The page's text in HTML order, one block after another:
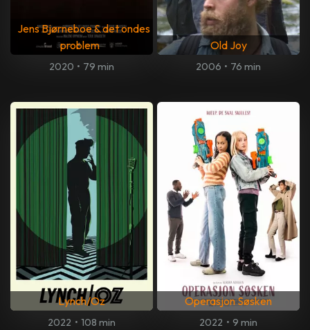
Jens Bjørneboe & det ondes
problem
2020 • 79 min
Old Joy
2006 • 76 min
Lynch/Oz
2022 • 108 min
Operasjon Søsken
2022 • 9 min